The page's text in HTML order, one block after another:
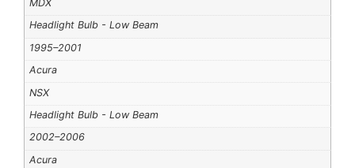
MDX
Headlight Bulb - Low Beam
1995–2001
Acura
NSX
Headlight Bulb - Low Beam
2002–2006
Acura